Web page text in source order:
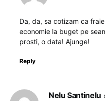
Da, da, sa cotizam ca
economie la buget pe
prosti, o data! Ajunge!
Reply
Nelu Santinelu